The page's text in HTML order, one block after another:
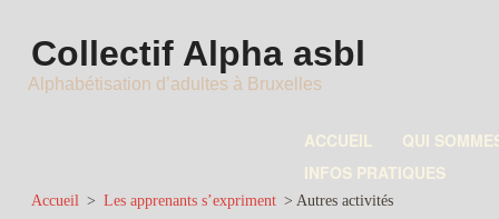
Collectif Alpha asbl
Alphabétisation d’adultes à Bruxelles
ACCUEIL
QUI
INFOS PRATIQUES
Accueil > Les apprenants s’expriment > Autres activités